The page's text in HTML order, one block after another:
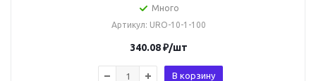
Много
Артикул: URO-10-1-100
340.08₽/шт
В корзину